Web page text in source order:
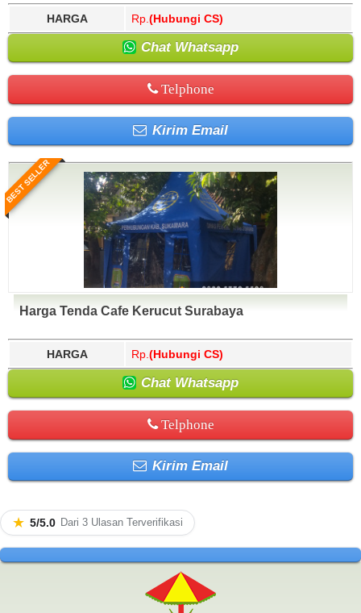
HARGA Rp. (Hubungi CS)
Chat Whatsapp
Telphone
Kirim Email
BEST SELLER
Harga Tenda Cafe Kerucut Surabaya
HARGA Rp. (Hubungi CS)
Chat Whatsapp
Telphone
Kirim Email
★ 5/5.0 Dari 3 Ulasan Terverifikasi